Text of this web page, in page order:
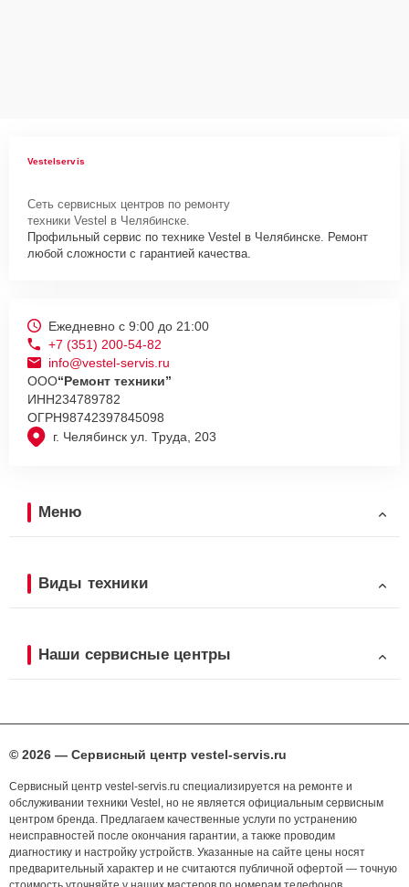
Vestelservis
Сеть сервисных центров по ремонту
техники Vestel в Челябинске.
Профильный сервис по технике Vestel в Челябинске. Ремонт
любой сложности с гарантией качества.
г. Челябинск ул. Труда, 203
Ежедневно с 9:00 до 21:00
+7 (351) 200-54-82
info@vestel-servis.ru
ООО“Ремонт техники”
ИНН234789782
ОГРН98742397845098
Меню
Виды техники
Наши сервисные центры
© 2026 — Сервисный центр vestel-servis.ru
Сервисный центр vestel-servis.ru специализируется на ремонте и
обслуживании техники Vestel, но не является официальным сервисным
центром бренда. Предлагаем качественные услуги по устранению
неисправностей после окончания гарантии, а также проводим
диагностику и настройку устройств. Указанные на сайте цены носят
предварительный характер и не считаются публичной офертой — точную